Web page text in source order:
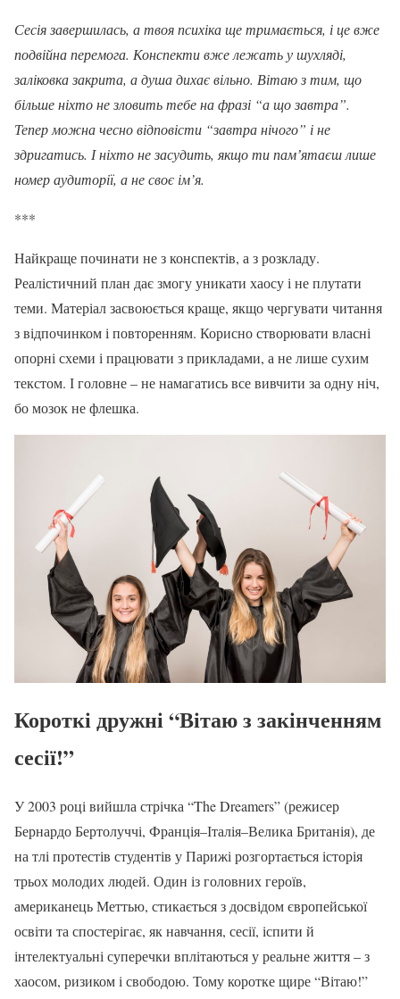
Сесія завершилась, а твоя психіка ще тримається, і це вже
подвійна перемога. Конспекти вже лежать у шухляді,
заліковка закрита, а душа дихає вільно. Вітаю з тим, що
більше ніхто не зловить тебе на фразі “а що завтра”.
Тепер можна чесно відповісти “завтра нічого” і не
здригатись. І ніхто не засудить, якщо ти памʼятаєш лише
номер аудиторії, а не своє ім’я.
***
Найкраще починати не з конспектів, а з розкладу.
Реалістичний план дає змогу уникати хаосу і не плутати
теми. Матеріал засвоюється краще, якщо чергувати читання
з відпочинком і повторенням. Корисно створювати власні
опорні схеми і працювати з прикладами, а не лише сухим
текстом. І головне – не намагатись все вивчити за одну ніч,
бо мозок не флешка.
Короткі дружні “Вітаю з закінченням
сесії!”
У 2003 році вийшла стрічка “The Dreamers” (режисер
Бернардо Бертолуччі, Франція–Італія–Велика Британія), де
на тлі протестів студентів у Парижі розгортається історія
трьох молодих людей. Один із головних героїв,
американець Меттью, стикається з досвідом європейської
освіти та спостерігає, як навчання, сесії, іспити й
інтелектуальні суперечки вплітаються у реальне життя – з
хаосом, ризиком і свободою. Тому коротке щире “Вітаю!”